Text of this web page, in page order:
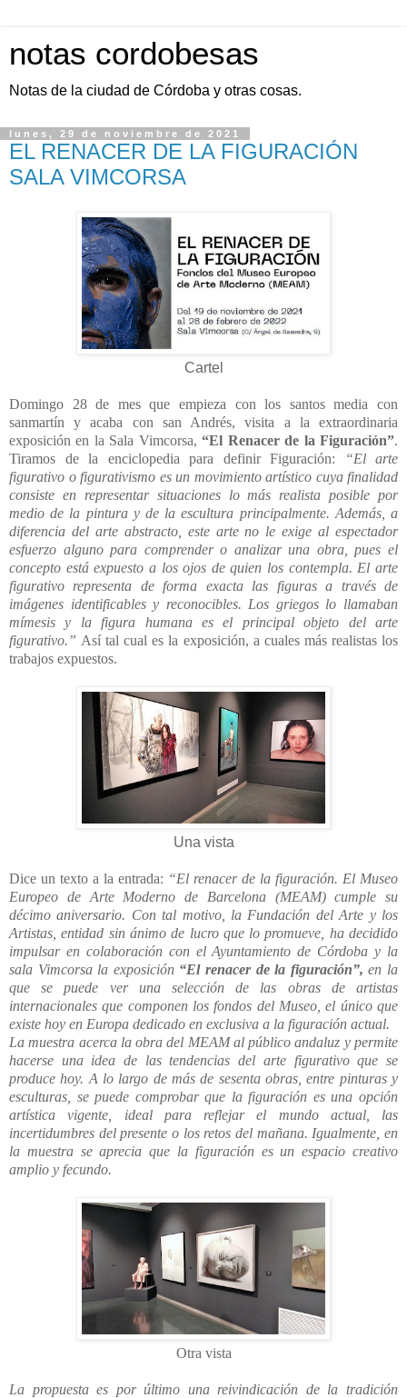
notas cordobesas
Notas de la ciudad de Córdoba y otras cosas.
lunes, 29 de noviembre de 2021
EL RENACER DE LA FIGURACIÓN
SALA VIMCORSA
Cartel
Domingo 28 de mes que empieza con los santos media con
sanmartín y acaba con san Andrés, visita a la extraordinaria
exposición en la Sala Vimcorsa,“El Renacer de la Figuración”.
Tiramos de la enciclopedia para definir Figuración:
“El arte
figurativo o figurativismo es un movimiento artístico cuya finalidad
consiste en representar situaciones lo más realista posible por
medio de la pintura y de la escultura principalmente. Además, a
diferencia del arte abstracto, este arte no le exige al espectador
esfuerzo alguno para comprender o analizar una obra, pues el
concepto está expuesto a los ojos de quien los contempla. El arte
figurativo representa de forma exacta las figuras a través de
imágenes identificables y reconocibles. Los griegos lo llamaban
mímesis y la figura humana es el principal objeto del arte
figurativo.” Así tal cual es la exposición, a cuales más realistas los
trabajos expuestos.
Una vista
Dice un texto a la entrada: “El renacer de la figuración. El Museo
Europeo de Arte Moderno de Barcelona (MEAM) cumple su
décimo aniversario. Con tal motivo, la Fundación del Arte y los
Artistas, entidad sin ánimo de lucro que lo promueve, ha decidido
impulsar en colaboración con el Ayuntamiento de Córdoba y la
sala Vimcorsa la exposición “El renacer de la figuración”, en la
que se puede ver una selección de las obras de artistas
internacionales que componen los fondos del Museo, el único que
existe hoy en Europa dedicado en exclusiva a la figuración actual.
La muestra acerca la obra del MEAM al público andaluz y permite
hacerse una idea de las tendencias del arte figurativo que se
produce hoy. A lo largo de más de sesenta obras, entre pinturas y
esculturas, se puede comprobar que la figuración es una opción
artística vigente, ideal para reflejar el mundo actual, las
incertidumbres del presente o los retos del mañana. Igualmente, en
la muestra se aprecia que la figuración es un espacio creativo
amplio y fecundo.
Otra vista
La propuesta es por último una reivindicación de la tradición